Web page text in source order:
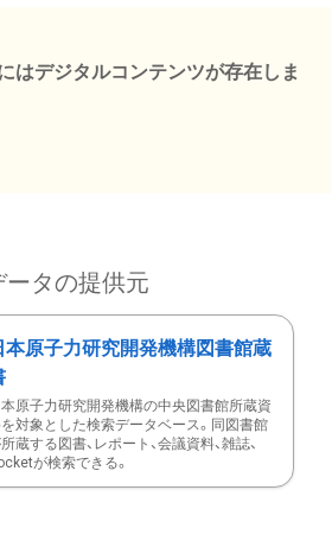
はデジタルコンテンツが存在しま
ータの提供元
本原子力研究開発機構図書館蔵
本原子力研究開発機構の中央図書館所蔵資
対象とした検索データベース。同図書館
蔵する図書、レポート、会議資料、雑誌、
が検索できる。